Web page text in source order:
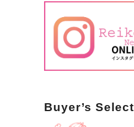
Buyer’s Select